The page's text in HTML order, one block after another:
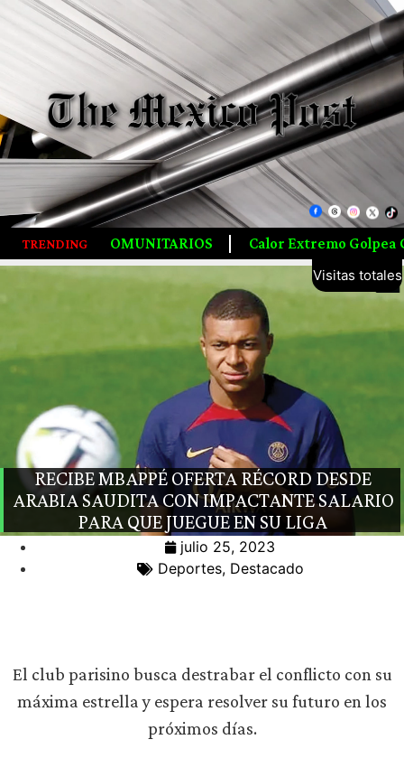
Visitas totales
5,702,156
TRENDINGCalor Extremo Golpea Corea Del Sur, Dejando 16
RECIBE MBAPPÉ OFERTA RÉCORD DESDE
ARABIA SAUDITA CON IMPACTANTE SALARIO
PARA QUE JUEGUE EN SU LIGA
julio 25, 2023
Deportes, Destacado
El club parisino busca destrabar el conflicto con su
máxima estrella y espera resolver su futuro en los
próximos días.